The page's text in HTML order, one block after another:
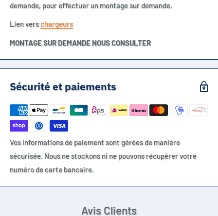
demande, pour effectuer un montage sur demande.
Lien verschargeurs
MONTAGE SUR DEMANDE NOUS CONSULTER
Sécurité et paiements
Vos informations de paiement sont gérées de manière
sécurisée. Nous ne stockons ni ne pouvons récupérer votre
numéro de carte bancaire.
Avis Clients